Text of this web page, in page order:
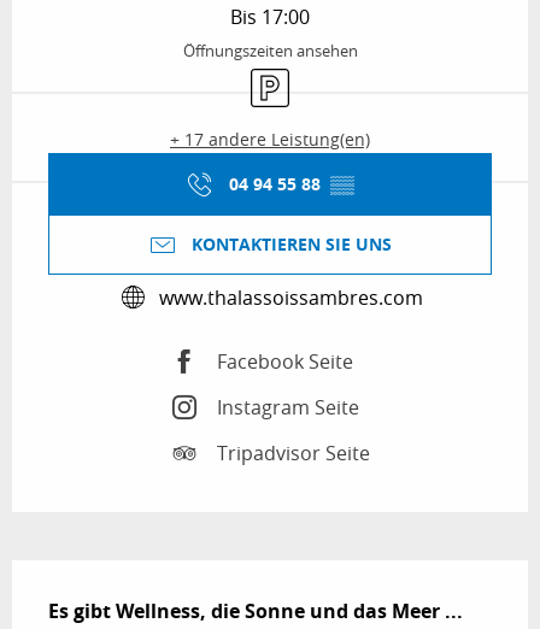
Bis 17:00
Öffnungszeiten ansehen
Parkplatz
+ 17 andere Leistung(en)
04 94 55 88 ▒▒
KONTAKTIEREN SIE UNS
www.thalassoissambres.com
Facebook Seite
Instagram Seite
Tripadvisor Seite
Es gibt Wellness, die Sonne und das Meer ...